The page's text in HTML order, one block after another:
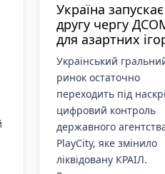
Відставка у
що відбувається
гральним
регулятором
звільнення
16 липня голова
регулятора PlayCity
Геннадій Новіков
повідомив про
Новина з’явилася у